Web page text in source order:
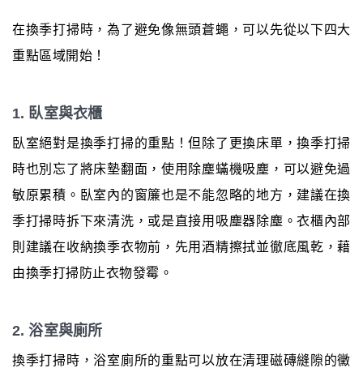
在換季打掃時，為了避免像無頭蒼蠅，可以先從以下四大
重點區域開始！
1. 臥室與衣櫃
臥室絕對是換季打掃的重點！但除了更換床單，換季打掃
時也別忘了將床墊翻面，使用除塵蟎機吸塵，可以避免過
敏原累積。臥室內的窗簾也是不能忽略的地方，建議在換
季打掃時拆下來清洗，或是直接用吸塵器除塵。衣櫃內部
則建議在收納換季衣物前，先用酒精擦拭並徹底風乾，藉
由換季打掃防止衣物發霉。
2. 浴室與廁所
換季打掃時，浴室廁所的重點可以放在清理磁磚縫隙的黴